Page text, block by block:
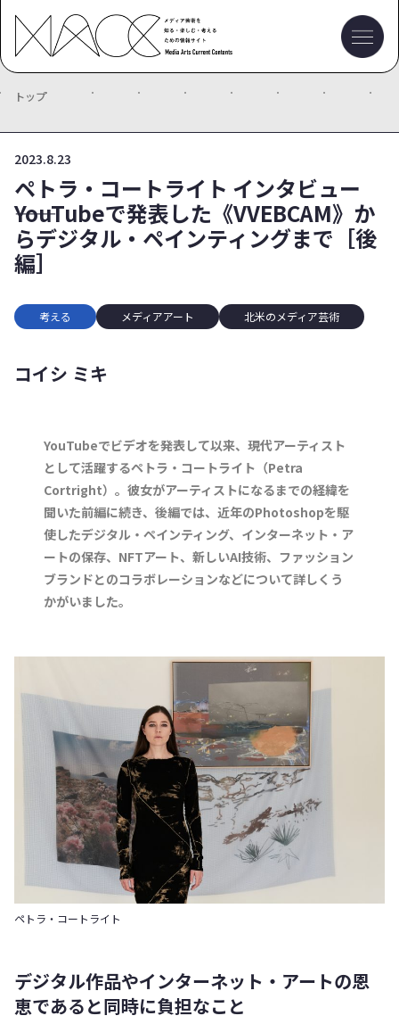
トップ
2023.8.23
ペトラ・コートライト インタビュー
――YouTubeで発表した《VVEBCAM》か
らデジタル・ペインティングまで［後
編］
考える メディアアート 北米のメディア芸術
コイシ ミキ
YouTubeでビデオを発表して以来、現代アーティスト
として活躍するペトラ・コートライト（Petra
Cortright）。彼女がアーティストになるまでの経緯を
聞いた前編に続き、後編では、近年のPhotoshopを駆
使したデジタル・ペインティング、インターネット・ア
ートの保存、NFTアート、新しいAI技術、ファッション
ブランドとのコラボレーションなどについて詳しくう
かがいました。
ペトラ・コートライト
デジタル作品やインターネット・アートの恩
恵であると同時に負担なこと